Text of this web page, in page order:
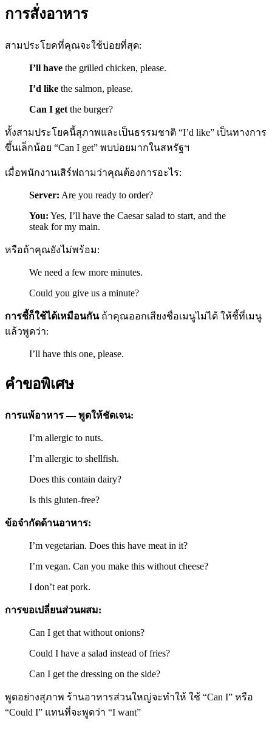
การสั่งอาหาร
สามประโยคที่คุณจะใช้บ่อยที่สุด:
I’ll have the grilled chicken, please.
I’d like the salmon, please.
Can I get the burger?
ทั้งสามประโยคนี้สุภาพและเป็นธรรมชาติ “I’d like” เป็นทางการ
ขึ้นเล็กน้อย “Can I get” พบบ่อยมากในสหรัฐฯ
เมื่อพนักงานเสิร์ฟถามว่าคุณต้องการอะไร:
Server: Are you ready to order?
You: Yes, I’ll have the Caesar salad to start, and the
steak for my main.
หรือถ้าคุณยังไม่พร้อม:
We need a few more minutes.
Could you give us a minute?
การชี้ก็ใช้ได้เหมือนกันถ้าคุณออกเสียงชื่อเมนูไม่ได้ ให้ชี้ที่เมนู
แล้วพูดว่า:
I’ll have this one, please.
คำขอพิเศษ
การแพ้อาหาร — พูดให้ชัดเจน:
I’m allergic to nuts.
I’m allergic to shellfish.
Does this contain dairy?
Is this gluten-free?
ข้อจำกัดด้านอาหาร:
I’m vegetarian. Does this have meat in it?
I’m vegan. Can you make this without cheese?
I don’t eat pork.
การขอเปลี่ยนส่วนผสม:
Can I get that without onions?
Could I have a salad instead of fries?
Can I get the dressing on the side?
พูดอย่างสุภาพ ร้านอาหารส่วนใหญ่จะทำให้ ใช้ “Can I” หรือ
“Could I” แทนที่จะพูดว่า “I want”